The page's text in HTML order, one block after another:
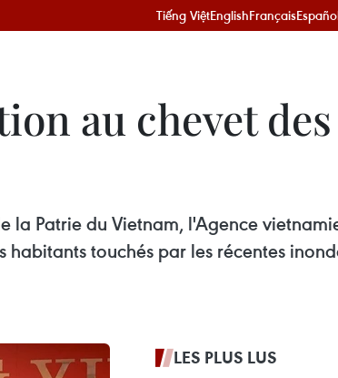
Tiếng ViệtEnglishFrançais
au chevet des
la Patrie du Vietnam, l'Agence
touchés par les récentes
LES PLUS LUS